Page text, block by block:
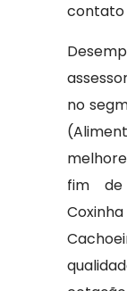
contato
no
fim de